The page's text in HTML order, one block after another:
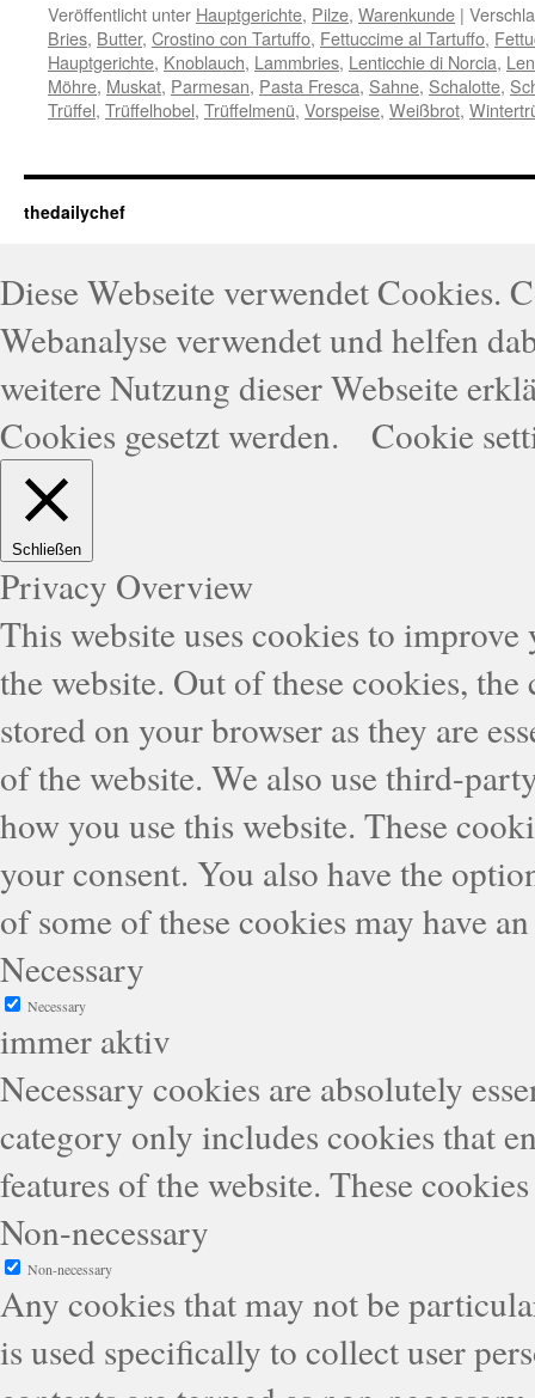
Veröffentlicht unter Hauptgerichte, Pilze, Warenkunde |
Bries, Butter, Crostino con Tartuffo, Fettuccime al Tartuffo,
Hauptgerichte, Knoblauch, Lammbries, Lenticchie di Norcia,
Möhre, Muskat, Parmesan, Pasta Fresca, Sahne, Schalotte,
Trüffel, Trüffelhobel, Trüffelmenü, Vorspeise, Weißbrot,
thedailychef
Diese Webseite verwendet Cookies.
Webanalyse verwendet und helfen
weitere Nutzung dieser Webseite
Cookies gesetzt werden.
Cookie
Schließen
Privacy Overview
This website uses cookies to
the website. Out of these cookies,
stored on your browser as they are
of the website. We also use third-
how you use this website. These
your consent. You also have the
of some of these cookies may have
Necessary
Necessary
immer aktiv
Necessary cookies are absolutely
category only includes cookies that
features of the website. These
Non-necessary
Non-necessary
Any cookies that may not be
is used specifically to collect user